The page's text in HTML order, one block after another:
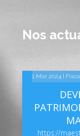
Nos
https://
14 Fév 2025 |
10 Fév 2025 |
1 Mar 2024 |